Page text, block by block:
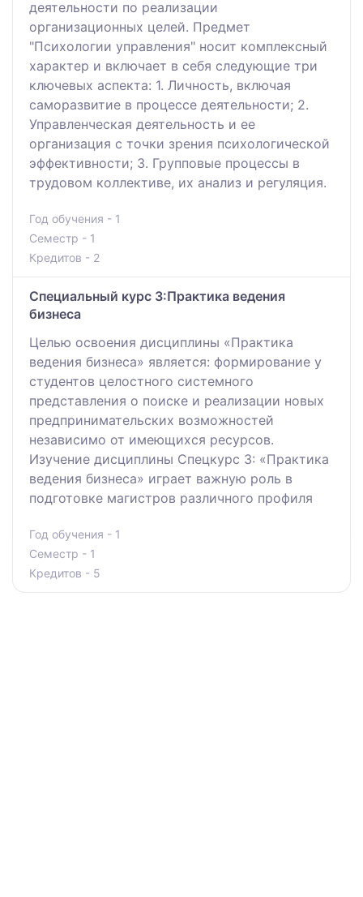
деятельности по реализации
организационных целей. Предмет
"Психологии управления" носит комплексный
характер и включает в себя следующие три
ключевых аспекта: 1. Личность, включая
саморазвитие в процессе деятельности; 2.
Управленческая деятельность и ее
организация с точки зрения психологической
эффективности; 3. Групповые процессы в
трудовом коллективе, их анализ и регуляция.
Год обучения - 1
Семестр - 1
Кредитов - 2
Специальный курс 3:Практика ведения
бизнеса
Целью освоения дисциплины «Практика
ведения бизнеса» является: формирование у
студентов целостного системного
представления о поиске и реализации новых
предпринимательских возможностей
независимо от имеющихся ресурсов.
Изучение дисциплины Спецкурс 3: «Практика
ведения бизнеса» играет важную роль в
подготовке магистров различного профиля
Год обучения - 1
Семестр - 1
Кредитов - 5